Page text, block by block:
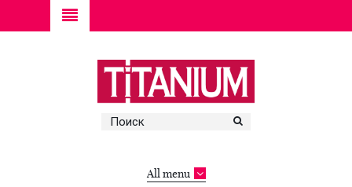
All menu